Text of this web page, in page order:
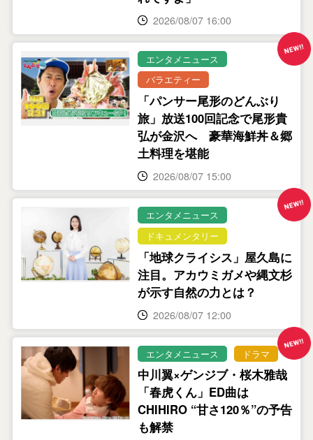
2026/08/07 16:00
エンタメニュース
バラエティー
「パンサー尾形のどんぶり
旅」放送100回記念で尾形貴
弘が金沢へ 豪華海鮮丼＆郷
土料理を堪能
2026/08/07 15:00
エンタメニュース
ドキュメンタリー
「地球クライシス」屋久島に
注目。アカウミガメや縄文杉
が示す自然の力とは？
2026/08/07 12:00
エンタメニュース ドラマ
中川翼×ゲンジブ・桜木雅哉
「春虎くん」ED曲は
CHIHIRO “甘さ120％”の予告
も解禁